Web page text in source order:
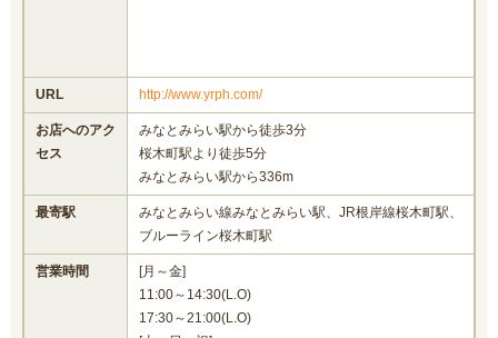
URL http://www.yrph.com/
お店へのアク
セス
みなとみらい駅から徒歩3分
桜木町駅より徒歩5分
みなとみらい駅から336m
最寄駅
みなとみらい線みなとみらい駅、JR根岸線桜木町駅、
ブルーライン桜木町駅
営業時間
[月～金]
11:00～14:30(L.O)
17:30～21:00(L.O)